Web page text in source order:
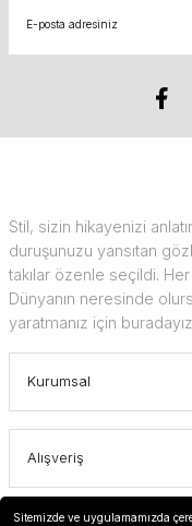
Sitemizde ve uygulamamızda
Stil, sizin hikayenizi
duruşunuzu yansıtan
takılar özenle seçildi.
Dünyanın neresinde
yaratmanız için
Kurumsal
Alışveriş